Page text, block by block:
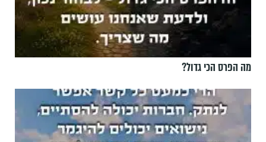
מה הפרס הכי גדול?